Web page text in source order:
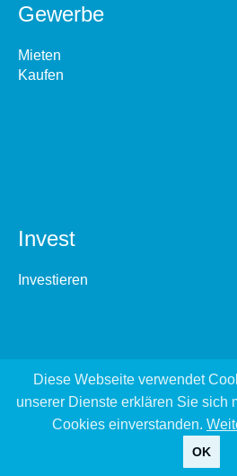
Gewerbe
Mieten
Kaufen
Invest
Investieren
Diese Webseite verwendet
unserer Dienste erklären Sie sich
Cookies einverstanden.
OK